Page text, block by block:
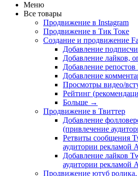
Меню
Все товары
Продвижение в Instagram
Продвижение в Тик Токе
Создание и продвижение
Добавление
Добавление лайков,
Добавление репостов
Добавление
Просмотры видео/
Рейтинг
Больше →
Продвижение в Твиттер
Добавление
(привлечение
Ретвиты сообщения
аудитории рекламой
Добавление лайков
аудитории рекламой
Продвижение ютуб ролика,